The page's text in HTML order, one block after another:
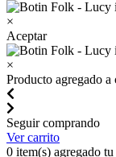
×
Aceptar
×
Producto agregado a
Seguir comprando
Ver carrito
0 item(s) agregado